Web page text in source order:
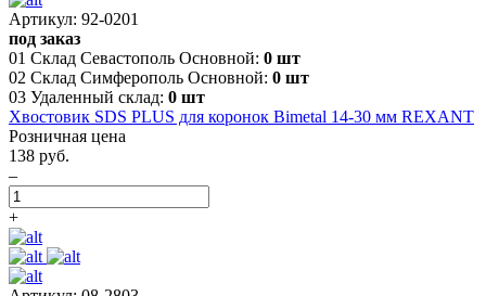
Артикул: 92-0201
под заказ
01 Склад Севастополь Основной: 0 шт
02 Склад Симферополь Основной: 0 шт
03 Удаленный склад: 0 шт
Хвостовик SDS PLUS для коронок Bimetal 14-30 мм REXANT
Розничная цена
138 руб.
–
+